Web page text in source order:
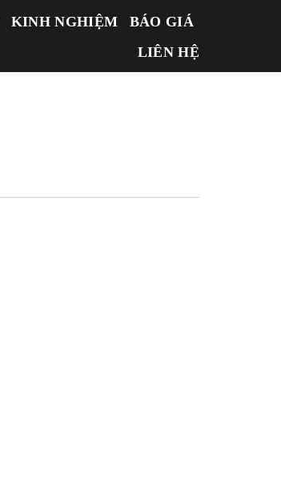
KINH NGHIỆM
BÁO GIÁ
LIÊN HỆ